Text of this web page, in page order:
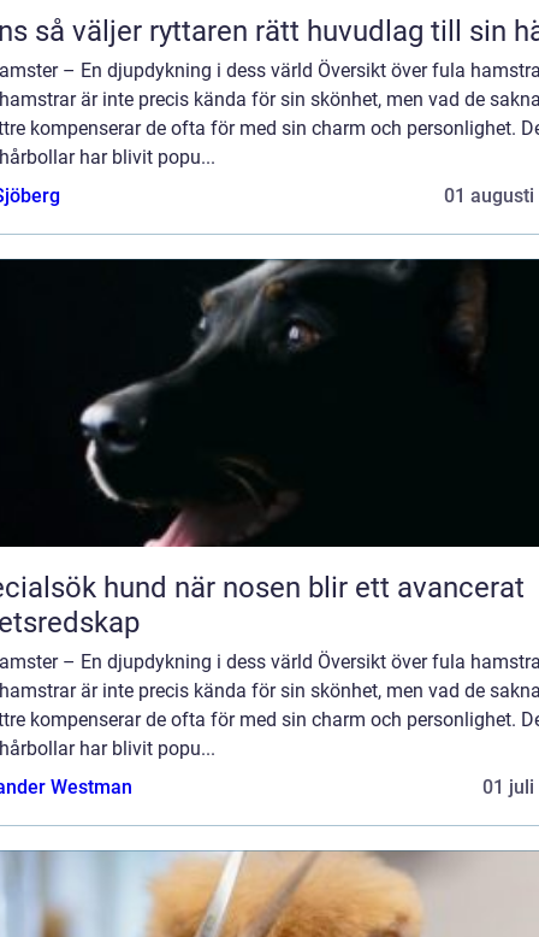
Träns så väljer ryttaren rätt huvudlag till sin
– En djupdykning i dess värld Översikt över fula
är inte precis kända för sin skönhet, men vad de
kompenserar de ofta för med sin charm och personlighet.
har blivit popu...
01 augusti
hund när nosen blir ett avancerat
– En djupdykning i dess värld Översikt över fula
är inte precis kända för sin skönhet, men vad de
kompenserar de ofta för med sin charm och personlighet.
har blivit popu...
Westman
01 juli